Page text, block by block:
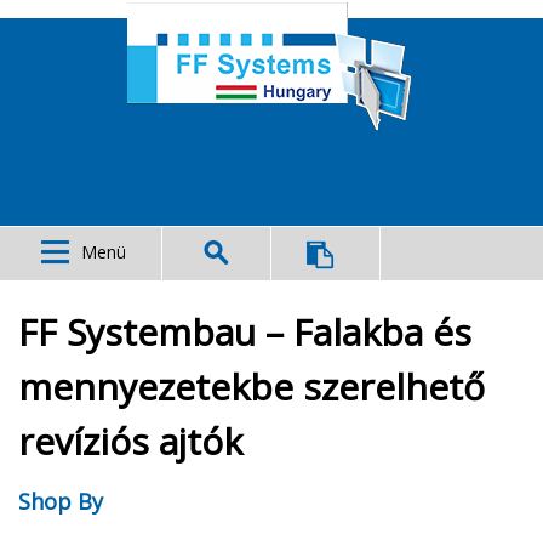
Menü
FF Systembau – Falakba és
mennyezetekbe szerelhető
revíziós ajtók
Shop By